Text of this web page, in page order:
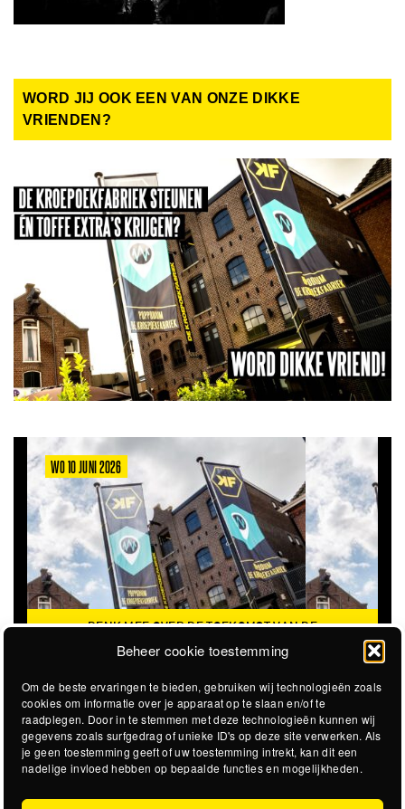
Beheer cookie toestemming
Om de beste ervaringen te bieden, gebruiken wij technologieën zoals
cookies om informatie over je apparaat op te slaan en/of te
raadplegen. Door in te stemmen met deze technologieën kunnen wij
gegevens zoals surfgedrag of unieke ID's op deze site verwerken. Als
je geen toestemming geeft of uw toestemming intrekt, kan dit een
nadelige invloed hebben op bepaalde functies en mogelijkheden.
WORD JIJ OOK EEN VAN ONZE DIKKE
VRIENDEN?
WO 10 JUNI 2026
DENK MEE OVER DE TOEKOMST VAN DE
KROEPOEKFABRIEK